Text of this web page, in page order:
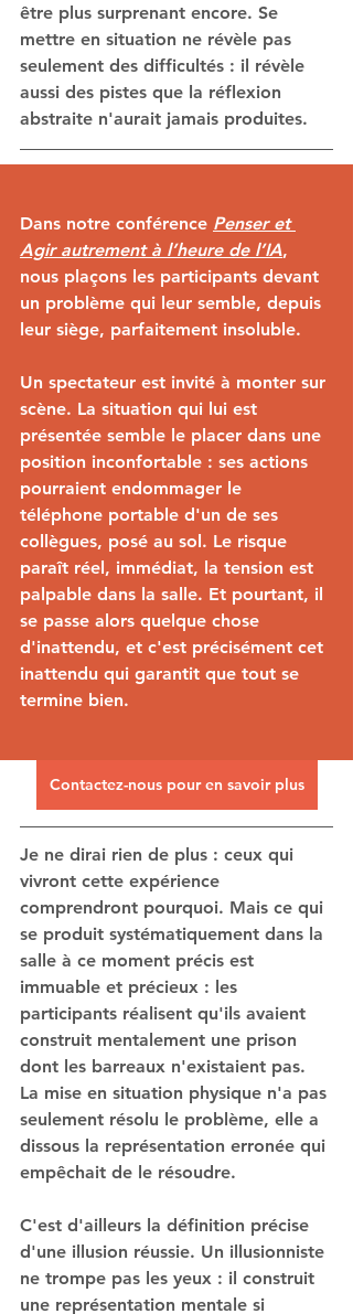
être plus surprenant encore. Se
mettre en situation ne révèle pas
seulement des difficultés : il révèle
aussi des pistes que la réflexion
abstraite n'aurait jamais produites.
Dans notre conférence Penser et
Agir autrement à l’heure de l’IA,
nous plaçons les participants devant
un problème qui leur semble, depuis
leur siège, parfaitement insoluble.
Un spectateur est invité à monter sur
scène. La situation qui lui est
présentée semble le placer dans une
position inconfortable : ses actions
pourraient endommager le
téléphone portable d'un de ses
collègues, posé au sol. Le risque
paraît réel, immédiat, la tension est
palpable dans la salle. Et pourtant, il
se passe alors quelque chose
d'inattendu, et c'est précisément cet
inattendu qui garantit que tout se
termine bien.
Contactez-nous pour en savoir plus
Je ne dirai rien de plus : ceux qui
vivront cette expérience
comprendront pourquoi. Mais ce qui
se produit systématiquement dans la
salle à ce moment précis est
immuable et précieux : les
participants réalisent qu'ils avaient
construit mentalement une prison
dont les barreaux n'existaient pas.
La mise en situation physique n'a pas
seulement résolu le problème, elle a
dissous la représentation erronée qui
empêchait de le résoudre.
C'est d'ailleurs la définition précise
d'une illusion réussie. Un illusionniste
ne trompe pas les yeux : il construit
une représentation mentale si